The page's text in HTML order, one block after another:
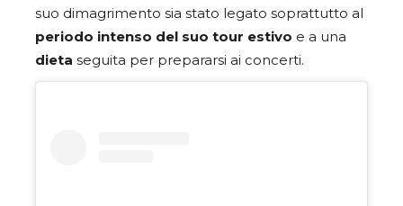
suo dimagrimento sia stato legato soprattutto al
periodo intenso del suo tour estivo e a una
dieta seguita per prepararsi ai concerti.